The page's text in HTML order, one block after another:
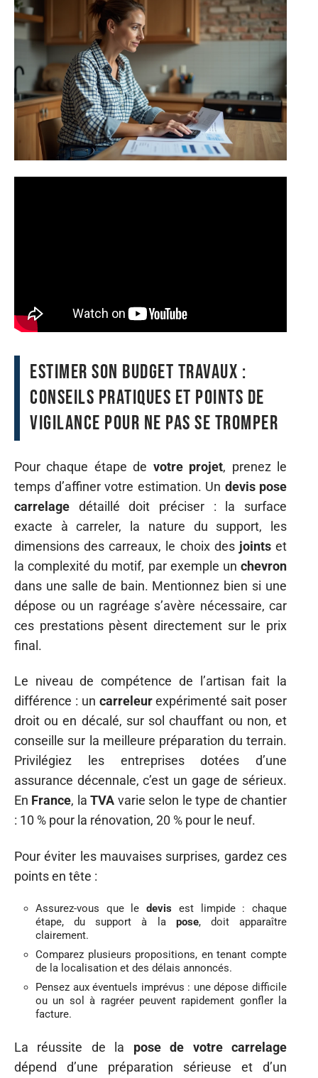
Estimer son budget travaux :
conseils pratiques et points de
vigilance pour ne pas se tromper
Pour chaque étape de votre projet, prenez le
temps d’affiner votre estimation. Un devis pose
carrelage détaillé doit préciser : la surface
exacte à carreler, la nature du support, les
dimensions des carreaux, le choix des jointset
la complexité du motif, par exemple un chevron
dans une salle de bain. Mentionnez bien si une
dépose ou un ragréage s’avère nécessaire, car
ces prestations pèsent directement sur le prix
final.
Le niveau de compétence de l’artisan fait la
différence : un carreleurexpérimenté sait poser
droit ou en décalé, sur sol chauffant ou non, et
conseille sur la meilleure préparation du terrain.
Privilégiez les entreprises dotées d’une
assurance décennale, c’est un gage de sérieux.
En France, laTVA varie selon le type de chantier
: 10 % pour la rénovation, 20 % pour le neuf.
Pour éviter les mauvaises surprises, gardez ces
points en tête :
Assurez-vous que ledevis est limpide : chaque
étape, du support à la pose, doit apparaître
clairement.
Comparez plusieurs propositions, en tenant compte
de la localisation et des délais annoncés.
Pensez aux éventuels imprévus : une dépose difficile
ou un sol à ragréer peuvent rapidement gonfler la
facture.
La réussite de la pose de votre carrelage
dépend d’une préparation sérieuse et d’un